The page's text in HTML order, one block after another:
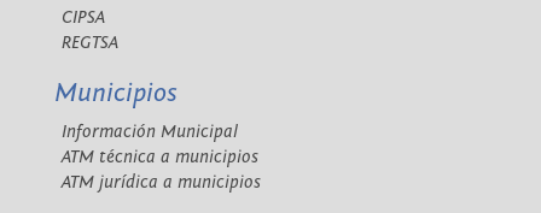
CIPSA
REGTSA
Municipios
Información Municipal
ATM técnica a municipios
ATM jurídica a municipios